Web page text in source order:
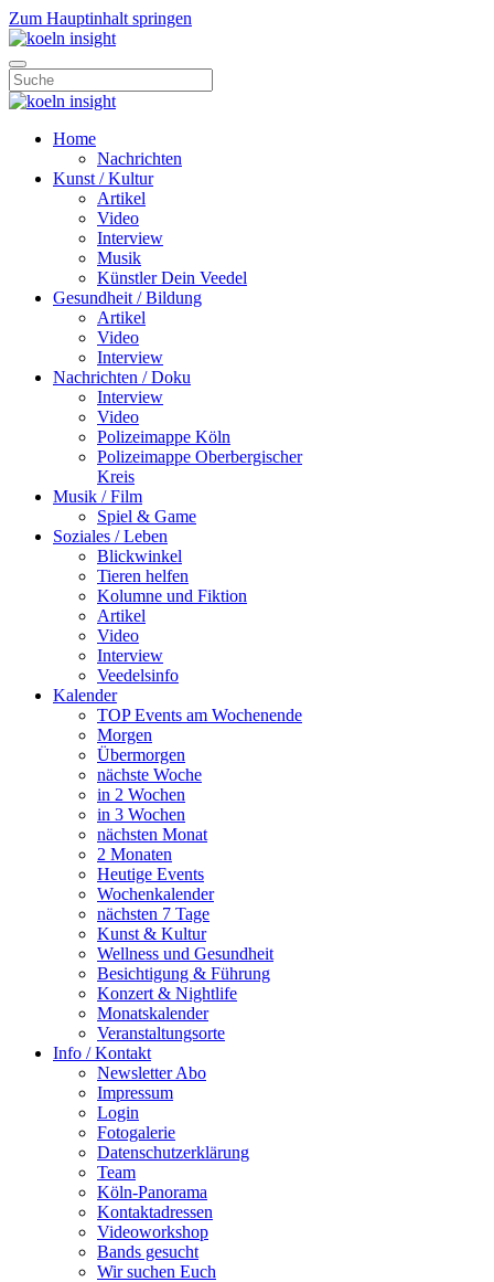
Zum Hauptinhalt springen
Home
Nachrichten
Kunst / Kultur
Artikel
Video
Interview
Musik
Künstler Dein Veedel
Gesundheit / Bildung
Artikel
Video
Interview
Nachrichten / Doku
Interview
Video
Polizeimappe Köln
Polizeimappe Oberbergischer
Kreis
Musik / Film
Spiel & Game
Soziales / Leben
Blickwinkel
Tieren helfen
Kolumne und Fiktion
Artikel
Video
Interview
Veedelsinfo
Kalender
TOP Events am Wochenende
Morgen
Übermorgen
nächste Woche
in 2 Wochen
in 3 Wochen
nächsten Monat
2 Monaten
Heutige Events
Wochenkalender
nächsten 7 Tage
Kunst & Kultur
Wellness und Gesundheit
Besichtigung & Führung
Konzert & Nightlife
Monatskalender
Veranstaltungsorte
Info / Kontakt
Newsletter Abo
Impressum
Login
Fotogalerie
Datenschutzerklärung
Team
Köln-Panorama
Kontaktadressen
Videoworkshop
Bands gesucht
Wir suchen Euch